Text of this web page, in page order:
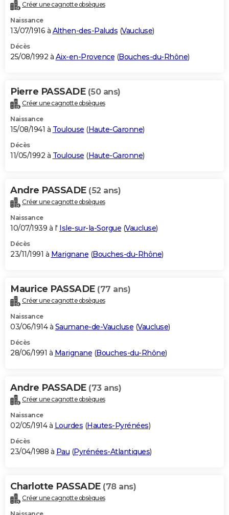
Créer une cagnotte obsèques
Naissance
13/07/1916 à Althen-des-Paluds (Vaucluse)
Décès
25/08/1992 à Aix-en-Provence (Bouches-du-Rhône)
Pierre PASSADE (50 ans)
Créer une cagnotte obsèques
Naissance
15/08/1941 à Toulouse (Haute-Garonne)
Décès
11/05/1992 à Toulouse (Haute-Garonne)
Andre PASSADE (52 ans)
Créer une cagnotte obsèques
Naissance
10/07/1939 à l' Isle-sur-la-Sorgue (Vaucluse)
Décès
23/11/1991 à Marignane (Bouches-du-Rhône)
Maurice PASSADE (77 ans)
Créer une cagnotte obsèques
Naissance
03/06/1914 à Saumane-de-Vaucluse (Vaucluse)
Décès
28/06/1991 à Marignane (Bouches-du-Rhône)
Andre PASSADE (73 ans)
Créer une cagnotte obsèques
Naissance
02/05/1914 à Lourdes (Hautes-Pyrénées)
Décès
23/04/1988 à Pau (Pyrénées-Atlantiques)
Charlotte PASSADE (78 ans)
Créer une cagnotte obsèques